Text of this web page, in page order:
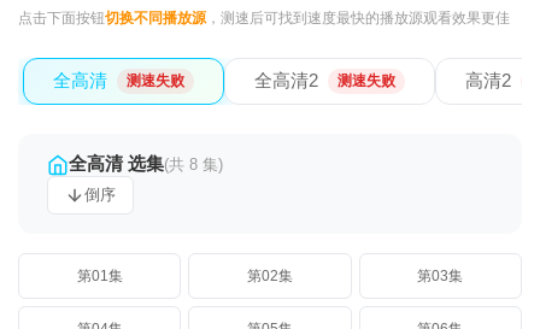
点击下面按钮切换不同播放源，测速后可找到速度最快的播放源观看效果更佳
全高清 测速失败 全高清2 测速失败 高清2
全高清 选集(共 8 集)
倒序
第01集 第02集 第03集